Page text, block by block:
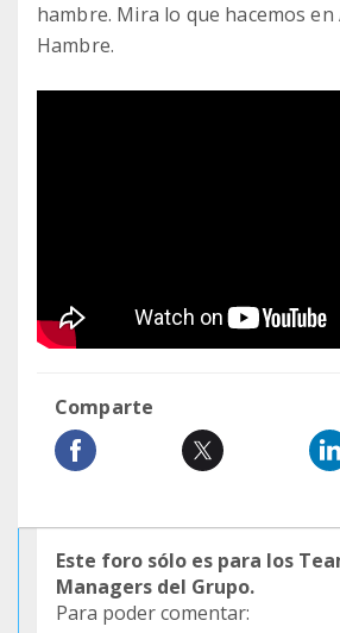
hambre. Mira lo que hacemos en
Hambre.
Comparte
Este foro sólo es para los
Managers del Grupo.
Para poder comentar: